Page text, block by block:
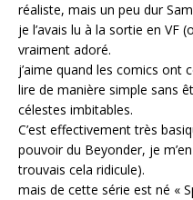
réaliste, mais un peu dur
je l’avais lu à la sortie en VF
vraiment adoré.
j’aime quand les comics ont
lire de manière simple sans
célestes imbitables.
C’est effectivement très
pouvoir du Beyonder, je
trouvais cela ridicule).
mais de cette série est né «